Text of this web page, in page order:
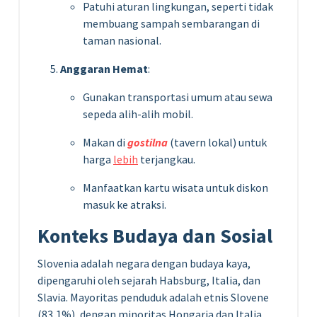
Patuhi aturan lingkungan, seperti tidak
membuang sampah sembarangan di
taman nasional.
Anggaran Hemat:
Gunakan transportasi umum atau sewa
sepeda alih-alih mobil.
Makan di gostilna (tavern lokal) untuk
harga lebih terjangkau.
Manfaatkan kartu wisata untuk diskon
masuk ke atraksi.
Konteks Budaya dan Sosial
Slovenia adalah negara dengan budaya kaya,
dipengaruhi oleh sejarah Habsburg, Italia, dan
Slavia. Mayoritas penduduk adalah etnis Slovene